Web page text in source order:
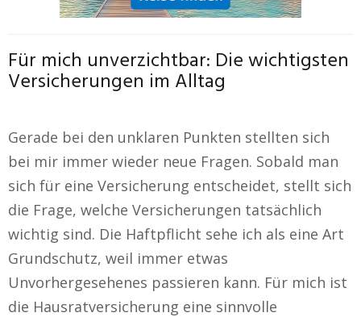
Für mich unverzichtbar: Die wichtigsten
Versicherungen im Alltag
Gerade bei den unklaren Punkten stellten sich
bei mir immer wieder neue Fragen. Sobald man
sich für eine Versicherung entscheidet, stellt sich
die Frage, welche Versicherungen tatsächlich
wichtig sind. Die Haftpflicht sehe ich als eine Art
Grundschutz, weil immer etwas
Unvorhergesehenes passieren kann. Für mich ist
die Hausratversicherung eine sinnvolle